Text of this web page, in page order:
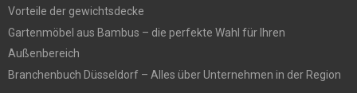
Vorteile der gewichtsdecke
Gartenmöbel aus Bambus – die perfekte Wahl für Ihren
Außenbereich
Branchenbuch Düsseldorf – Alles über Unternehmen in der Region